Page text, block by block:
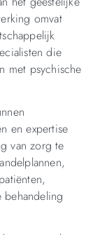
omvat
die
met psychische
en expertise
van zorg te
behandeling